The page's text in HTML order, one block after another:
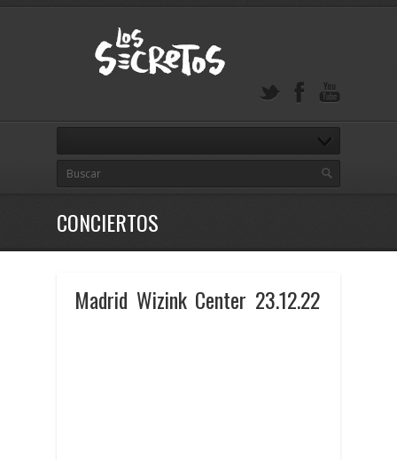
CONCIERTOS
Madrid Wizink Center 23.12.22